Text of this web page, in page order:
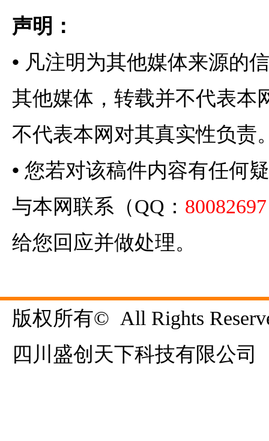
声明：
• 凡注明为其他媒体来源的
其他媒体，转载并不代表本
不代表本网对其真实性负责
• 您若对该稿件内容有任何
与本网联系（QQ： 80082697
给您回应并做处理。
版权所有©  All Rights